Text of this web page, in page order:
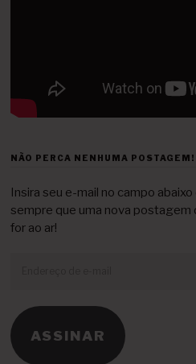
NÃO PERCA NENHUMA POSTAGEM!
Insira seu e-mail no campo
sempre que uma nova
for ao ar!
mail
ASSINAR